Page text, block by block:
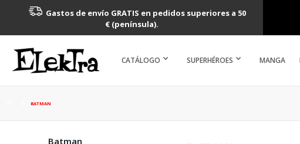
Gastos de envío GRATIS en pedidos superiores a 50
€ (península).
CATÁLOGO SUPERHÉROES MANGA
BATMAN
Batman